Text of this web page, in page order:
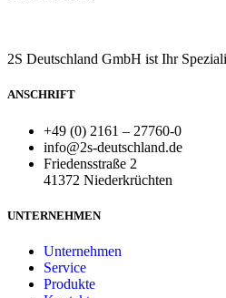
2S Deutschland GmbH ist Ihr
ANSCHRIFT
+49 (0) 2161 – 27760-0
info@2s-deutschland.de
Friedensstraße 2
41372 Niederkrüchten
UNTERNEHMEN
Unternehmen
Service
Produkte